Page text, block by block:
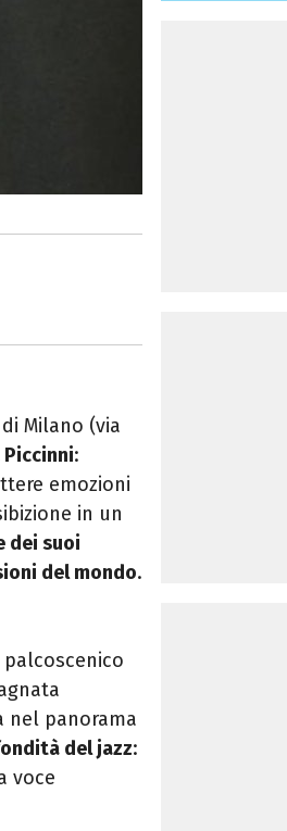
di Milano (via
Piccinni:
emozioni
in un
dei suoi
del mondo.
nel panorama
del jazz:
voce